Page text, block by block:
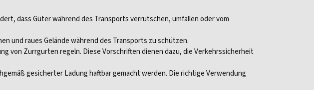
dass Güter während des Transports verrutschen, umfallen oder vom
und raues Gelände während des Transports zu schützen.
von Zurrgurten regeln. Diese Vorschriften dienen dazu, die Verkehrssicherheit
gesicherter Ladung haftbar gemacht werden. Die richtige Verwendung